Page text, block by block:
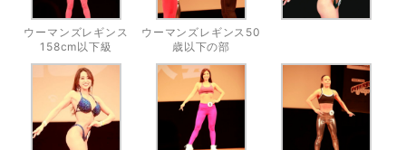
ウーマンズレギンス
158cm以下級
ウーマンズレギンス50
歳以下の部